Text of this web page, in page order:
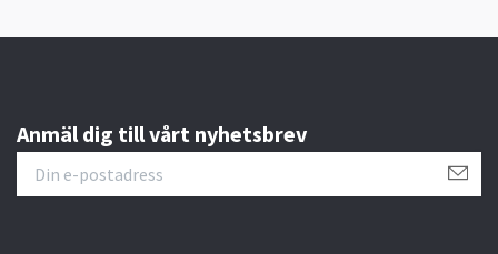
Anmäl dig till vårt nyhetsbrev